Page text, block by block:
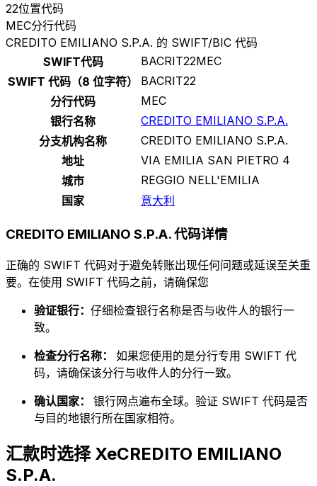
22位置代码
MEC分行代码
CREDITO EMILIANO S.P.A. 的 SWIFT/BIC 代码
SWIFT代码
BACRIT22MEC
SWIFT 代码（8 位字符）
BACRIT22
分行代码
MEC
银行名称
CREDITO EMILIANO S.P.A.
分支机构名称
CREDITO EMILIANO S.P.A.
地址
VIA EMILIA SAN PIETRO 4
城市
REGGIO NELL'EMILIA
国家
意大利
CREDITO EMILIANO S.P.A. 代码详情
正确的 SWIFT 代码对于避免转账出现任何问题或延误至关重
要。在使用 SWIFT 代码之前，请确保您
验证银行： 仔细检查银行名称是否与收件人的银行一
致。
检查分行名称： 如果您使用的是分行专用 SWIFT 代
码，请确保该分行与收件人的分行一致。
确认国家： 银行网点遍布全球。验证 SWIFT 代码是否
与目的地银行所在国家相符。
汇款时选择 XeCREDITO EMILIANO
S.P.A.